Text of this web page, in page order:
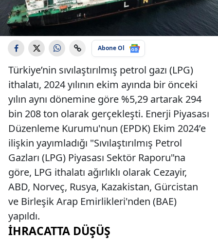
Abone Ol
Türkiye’nin sıvılaştırılmış petrol gazı (LPG)
ithalatı, 2024 yılının ekim ayında bir önceki
yılın aynı dönemine göre %5,29 artarak 294
bin 208 ton olarak gerçekleşti. Enerji Piyasası
Düzenleme Kurumu'nun (EPDK) Ekim 2024’e
ilişkin yayımladığı "Sıvılaştırılmış Petrol
Gazları (LPG) Piyasası Sektör Raporu"na
göre, LPG ithalatı ağırlıklı olarak Cezayir,
ABD, Norveç, Rusya, Kazakistan, Gürcistan
ve Birleşik Arap Emirlikleri'nden (BAE)
yapıldı.
İHRACATTA DÜŞÜŞ